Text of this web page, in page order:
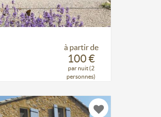
à partir de
100 €
par nuit (2
personnes)